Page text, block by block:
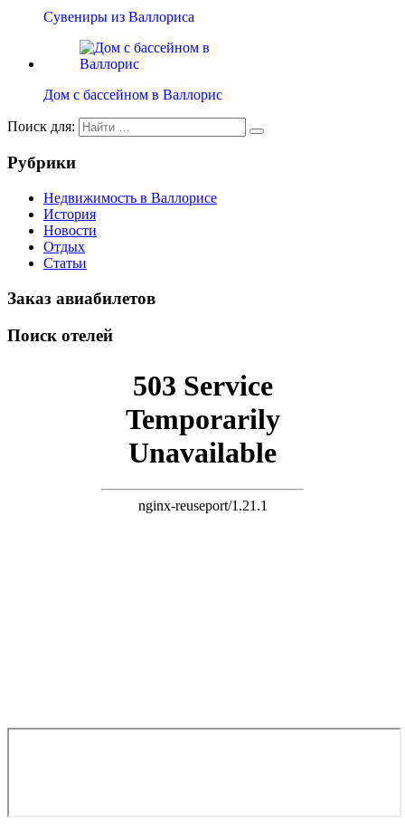
Сувениры из Валлориса
Дом с бассейном в Валлорис
Поиск для:
Рубрики
Недвижимость в Валлорисе
История
Новости
Отдых
Статьи
Заказ авиабилетов
Поиск отелей